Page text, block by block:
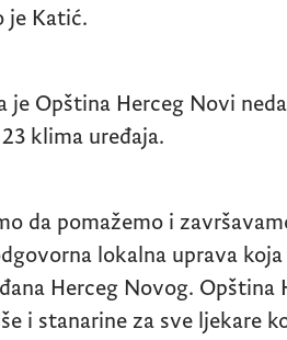
je Katić.
je Opština Herceg Novi
klima uređaja.
da pomažemo i
lokalna uprava
Herceg Novog.
i stanarine za sve ljekare